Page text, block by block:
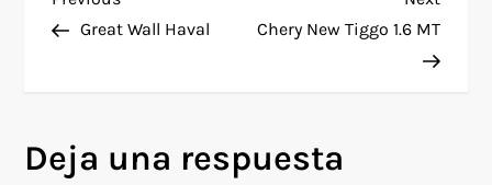
e
PostGreat Wall Haval
Post
Chery New Tiggo 1.6 MT
Deja una respuesta